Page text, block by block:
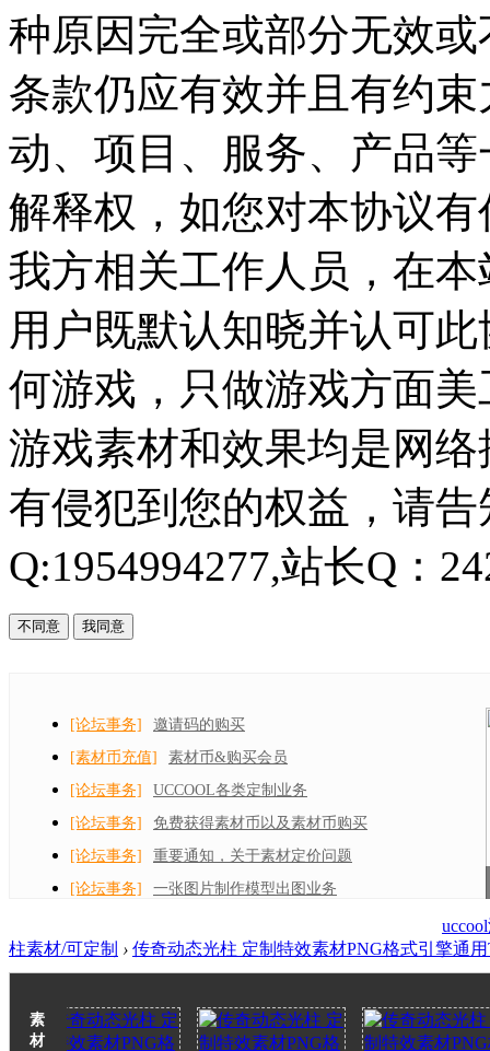
种原因完全或部分无效
条款仍应有效并且有约
动、项目、服务、产品
解释权，如您对本协议
我方相关工作人员，在
用户既默认知晓并认可
何游戏，只做游戏方面
游戏素材和效果均是网
有侵犯到您的权益，请
Q:1954994277,站长Q：
不同意 我同意
[论坛事务]
邀请码的购买
[素材币充值]
素材币&购买会员
[论坛事务]
UCCOOL各类定制业务
[论坛事务]
免费获得素材币以及素材币购买
[论坛事务]
重要通知，关于素材定价问题
[论坛事务]
一张图片制作模型出图业务
柱素材/可定制 › 传奇动态光柱 定制特效素材PNG格式引擎通
素
材